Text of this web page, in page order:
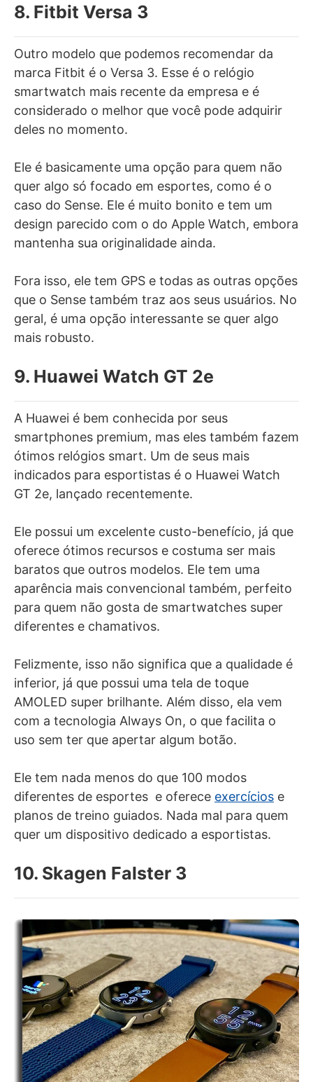
8. Fitbit Versa 3
Outro modelo que podemos recomendar da
marca Fitbit é o Versa 3. Esse é o relógio
smartwatch mais recente da empresa e é
considerado o melhor que você pode adquirir
deles no momento.
Ele é basicamente uma opção para quem não
quer algo só focado em esportes, como é o
caso do Sense. Ele é muito bonito e tem um
design parecido com o do Apple Watch, embora
mantenha sua originalidade ainda.
Fora isso, ele tem GPS e todas as outras opções
que o Sense também traz aos seus usuários. No
geral, é uma opção interessante se quer algo
mais robusto.
9. Huawei Watch GT 2e
A Huawei é bem conhecida por seus
smartphones premium, mas eles também fazem
ótimos relógios smart. Um de seus mais
indicados para esportistas é o Huawei Watch
GT 2e, lançado recentemente.
Ele possui um excelente custo-benefício, já que
oferece ótimos recursos e costuma ser mais
baratos que outros modelos. Ele tem uma
aparência mais convencional também, perfeito
para quem não gosta de smartwatches super
diferentes e chamativos.
Felizmente, isso não significa que a qualidade é
inferior, já que possui uma tela de toque
AMOLED super brilhante. Além disso, ela vem
com a tecnologia Always On, o que facilita o
uso sem ter que apertar algum botão.
Ele tem nada menos do que 100 modos
diferentes de esportes e oferece exercícios e
planos de treino guiados. Nada mal para quem
quer um dispositivo dedicado a esportistas.
10. Skagen Falster 3